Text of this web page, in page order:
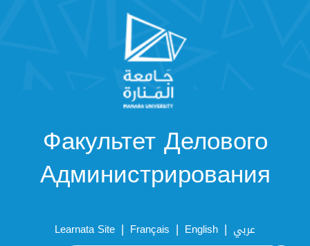
Факультет Делового
Администрирования
Learnata Site | Français | English | عربي